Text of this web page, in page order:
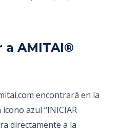
a AMITAI®
encontrará en la
azul “INICIAR
directamente a la